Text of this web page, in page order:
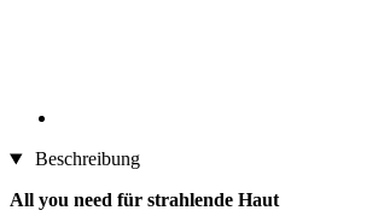
Beschreibung
All you need für strahlende Haut